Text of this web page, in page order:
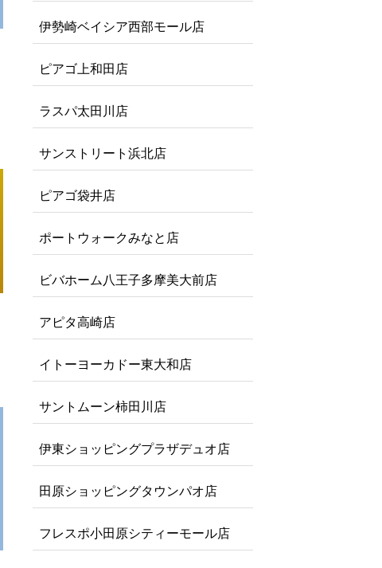
伊勢崎ベイシア西部モール店
ピアゴ上和田店
ラスパ太田川店
サンストリート浜北店
ピアゴ袋井店
ポートウォークみなと店
ビバホーム八王子多摩美大前店
アピタ高崎店
イトーヨーカドー東大和店
サントムーン柿田川店
伊東ショッピングプラザデュオ店
田原ショッピングタウンパオ店
フレスポ小田原シティーモール店